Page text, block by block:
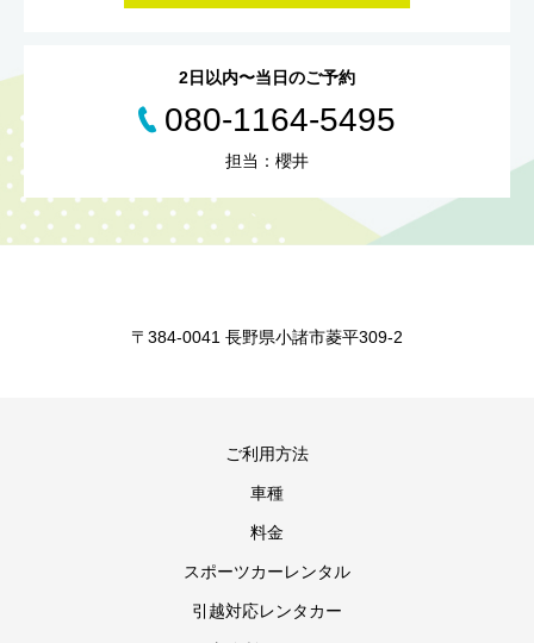
2日以内〜当日のご予約
080-1164-5495
担当：櫻井
〒384-0041 長野県小諸市菱平309-2
ご利用方法
車種
料金
スポーツカーレンタル
引越対応レンタカー